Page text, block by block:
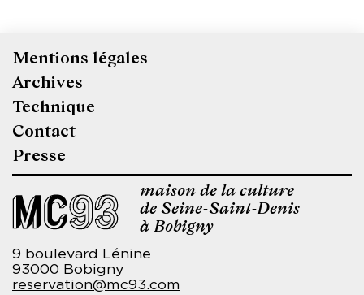
de
page
Mentions légales
Archives
Technique
Contact
Presse
maison de la culture
de Seine-Saint-Denis
à Bobigny
9 boulevard Lénine
93000 Bobigny
reservation@mc93.com